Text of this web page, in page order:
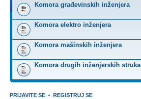
Komora građevinskih inženjera
Komora elektro inženjera
Komora mašinskih inženjera
Komora drugih inženjerskih struka
PRIJAVITE SE • REGISTRUJ SE